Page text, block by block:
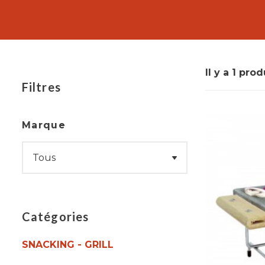
fournir de la chaleur, ainsi que pour griller des
Filtres
Marque
Catégories
SNACKING - GRILL
Il y a 1